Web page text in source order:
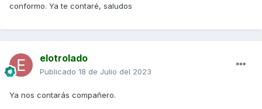
Un saludo
conformo. Ya te contaré, saludos
elotrolado
Publicado 18 de Julio del 2023
Ya nos contarás compañero.